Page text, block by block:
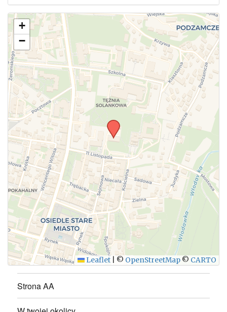
Użyj tego formularza aby przesłać informację o
zmianach w powyższym mityngu.
WYŚLIJ
+
−
Leaflet © OpenStreetMap © CARTO
Strona AA